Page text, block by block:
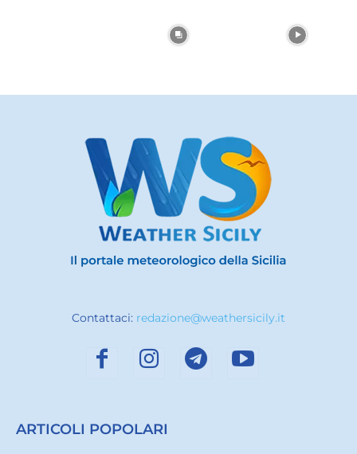
Contattaci: redazione@weathersicily.it
ARTICOLI POPOLARI